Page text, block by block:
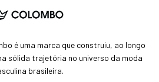
é uma marca que construiu, ao longo
sólida trajetória no universo da moda
brasileira.